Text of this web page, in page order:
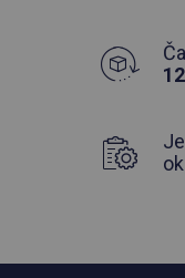
ok